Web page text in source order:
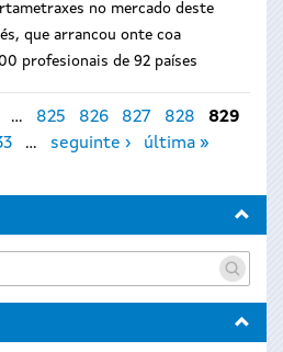
no mercado deste
que arrancou onte coa
profesionais de 92 países
… 825 826 827 828
829
… seguinte › última »